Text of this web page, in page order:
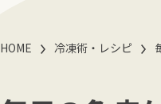
HOME 冷凍術・レシピ